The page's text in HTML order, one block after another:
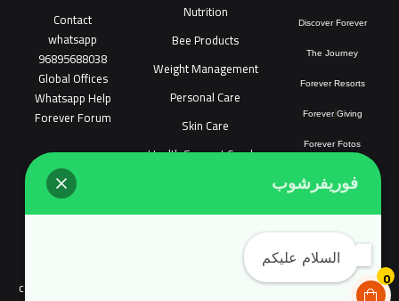
0
Discover Forever
The Journey
Forever Resorts
Forever Giving
Forever Fotos
Nutrition
Bee Products
Weight Management
Personal Care
Skin Care
Health Support Combo
Contact
whatsapp
96895688038
Global Offices
Whatsapp Help
Forever Forum
COPYRIGHT © 2018 FOREVER LIVING SHOP ALL RIGHTS RESERVED.
Forevershop.online does not target the people of
continental Europe and Complyed with EU user consent policy EU Cookie
فوريفرشوب
السلام عليكم